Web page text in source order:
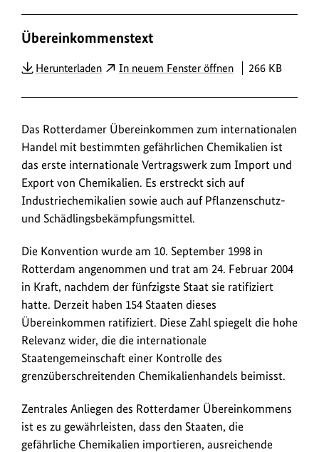
o
w
o
a
d
s
/
i
n
k
s
Übereinkommenstext
HerunterladenPDFIn neuem Fenster öffnen 266 KB
Das Rotterdamer Übereinkommen zum internationalen
Handel mit bestimmten gefährlichen Chemikalien ist
das erste internationale Vertragswerk zum Import und
Export von Chemikalien. Es erstreckt sich auf
Industriechemikalien sowie auch auf Pflanzenschutz-
und Schädlingsbekämpfungsmittel.
Die Konvention wurde am 10. September 1998 in
Rotterdam angenommen und trat am 24. Februar 2004
in Kraft, nachdem der fünfzigste Staat sie ratifiziert
hatte. Derzeit haben 154 Staaten dieses
Übereinkommen ratifiziert. Diese Zahl spiegelt die hohe
Relevanz wider, die die internationale
Staatengemeinschaft einer Kontrolle des
grenzüberschreitenden Chemikalienhandels beimisst.
Zentrales Anliegen des Rotterdamer Übereinkommens
ist es zu gewährleisten, dass den Staaten, die
gefährliche Chemikalien importieren, ausreichende